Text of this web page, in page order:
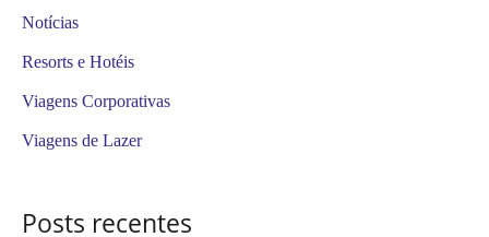
i
p
Notícias
Resorts e Hotéis
Viagens Corporativas
Viagens de Lazer
Posts recentes